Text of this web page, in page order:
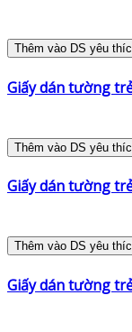
Thêm vào DS yêu
Giấy dán tường
Thêm vào DS yêu
Giấy dán tường
Thêm vào DS yêu
Giấy dán tường